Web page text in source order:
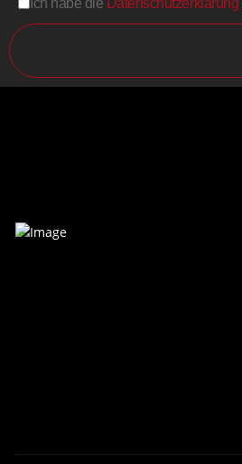
Ich habe die Datenschutzerklärung